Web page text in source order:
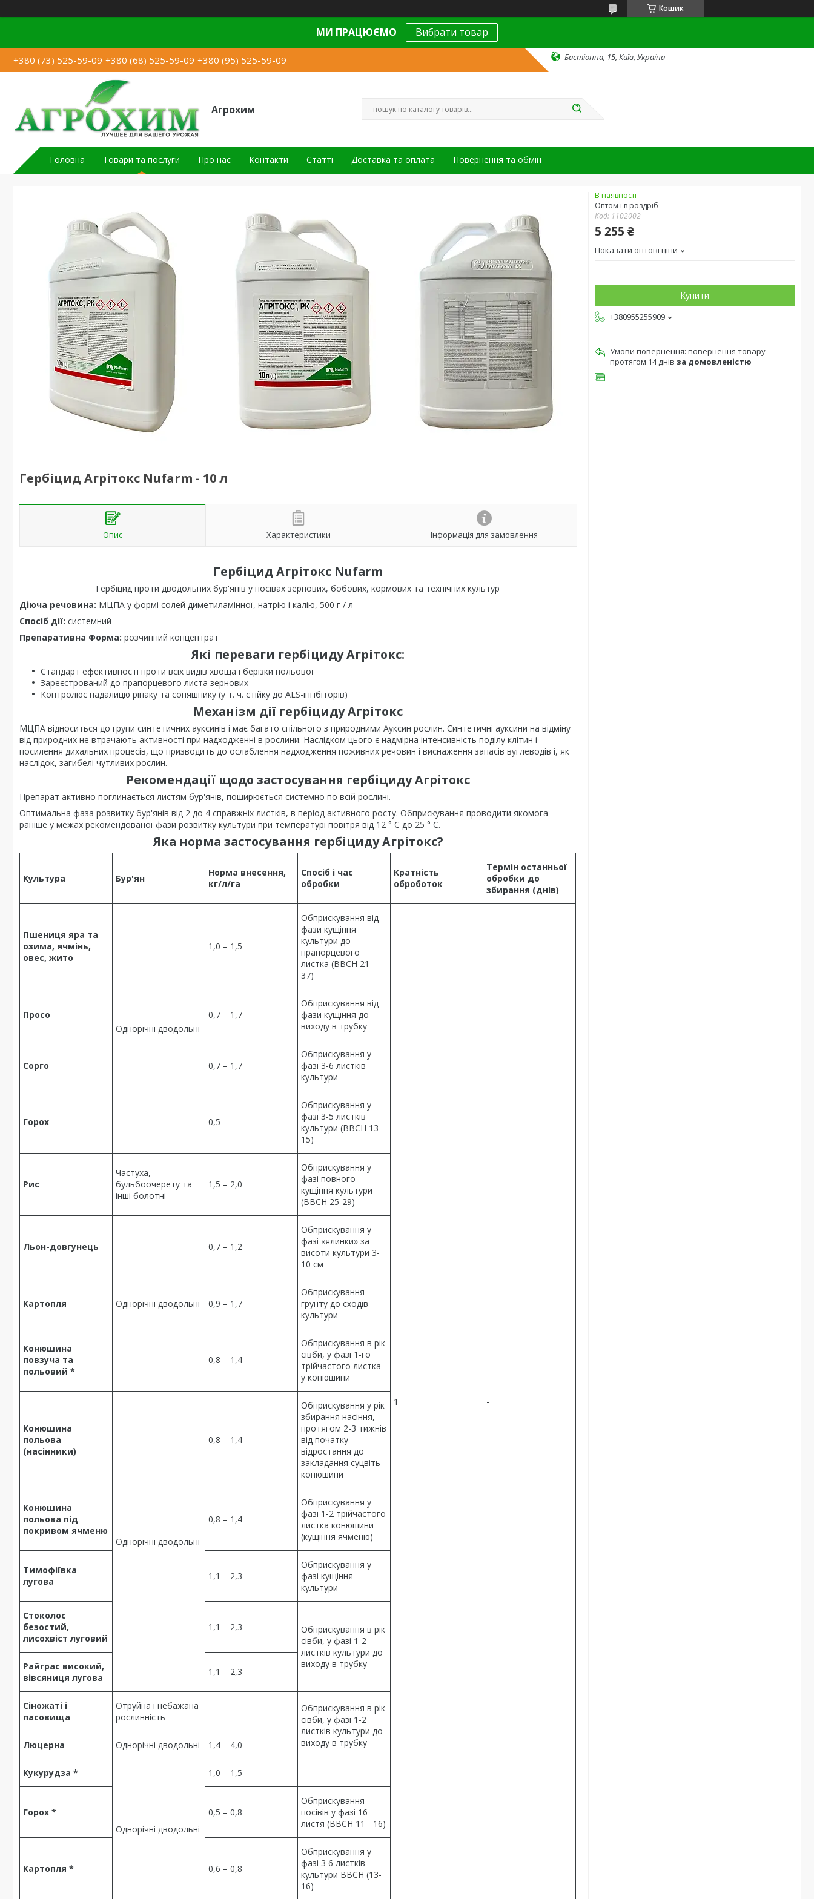
Кошик
МИ ПРАЦЮЄМО Вибрати товар
+380 (73) 525-59-09 +380 (68) 525-59-09 +380 (95) 525-59-09 Бастіонна, 15, Київ, Україна
Агрохим
Головна Товари та послуги Про нас Контакти Статті Доставка та оплата Повернення та обмін
Гербіцид Агрітокс Nufarm - 10 л
Опис Характеристики Інформація для замовлення
Гербіцид Агрітокс Nufarm
Гербіцид проти дводольних бур'янів у посівах зернових, бобових, кормових та технічних культур
Діюча речовина: МЦПА у формі солей диметиламінної, натрію і калію, 500 г / л
Спосіб дії: системний
Препаративна Форма: розчинний концентрат
Які переваги гербіциду Агрітокс:
Стандарт ефективності проти всіх видів хвоща і берізки польової
Зареєстрований до прапорцевого листа зернових
Контролює падалицю ріпаку та соняшнику (у т. ч. стійку до ALS-інгібіторів)
Механізм дії гербіциду Агрітокс
МЦПА відноситься до групи синтетичних ауксинів і має багато спільного з природними Ауксин рослин. Синтетичні ауксини на відміну
від природних не втрачають активності при надходженні в рослини. Наслідком цього є надмірна інтенсивність поділу клітин і
посилення дихальних процесів, що призводить до ослаблення надходження поживних речовин і виснаження запасів вуглеводів і, як
наслідок, загибелі чутливих рослин.
Рекомендації щодо застосування гербіциду Агрітокс
Препарат активно поглинається листям бур'янів, поширюється системно по всій рослині.
Оптимальна фаза розвитку бур'янів від 2 до 4 справжніх листків, в період активного росту. Обприскування проводити якомога
раніше у межах рекомендованої фази розвитку культури при температурі повітря від 12 ° С до 25 ° С.
Яка норма застосування гербіциду Агрітокс?
Культура Бур'ян
Норма внесення,
кг/л/га
Спосіб і час
обробки
Кратність
оброботок
Термін останньої
обробки до
збирання (днів)
Пшениця яра та
озима, ячмінь,
овес, жито
Однорічні дводольні
1,0 – 1,5
Обприскування від
фази кущіння
культури до
прапорцевого
листка (ВВСН 21 -
37)
1 -
Просо 0,7 – 1,7
Обприскування від
фази кущіння до
виходу в трубку
Сорго 0,7 – 1,7
Обприскування у
фазі 3-6 листків
культури
Горох 0,5
Обприскування у
фазі 3-5 листків
культури (ВВСН 13-
15)
Рис
Частуха,
бульбоочерету та
інші болотні
1,5 – 2,0
Обприскування у
фазі повного
кущіння культури
(ВВСН 25-29)
Льон-довгунець
Однорічні дводольні
0,7 – 1,2
Обприскування у
фазі «ялинки» за
висоти культури 3-
10 см
Картопля 0,9 – 1,7
Обприскування
грунту до сходів
культури
Конюшина
повзуча та
польовий *
0,8 – 1,4
Обприскування в рік
сівби, у фазі 1-го
трійчастого листка
у конюшини
Конюшина
польова
(насінники)
Однорічні дводольні
0,8 – 1,4
Обприскування у рік
збирання насіння,
протягом 2-3 тижнів
від початку
відростання до
закладання суцвіть
конюшини
Конюшина
польова під
покривом ячменю
0,8 – 1,4
Обприскування у
фазі 1-2 трійчастого
листка конюшини
(кущіння ячменю)
Тимофіївка
лугова
1,1 – 2,3
Обприскування у
фазі кущіння
культури
Стоколос
безостий,
лисохвіст луговий
1,1 – 2,3
Обприскування в рік
сівби, у фазі 1-2
листків культури до
виходу в трубку
Райграс високий,
вівсяниця лугова
1,1 – 2,3
Сіножаті і
пасовища
Отруйна і небажана
рослинність
Обприскування в рік
сівби, у фазі 1-2
листків культури до
виходу в трубку
Люцерна Однорічні дводольні 1,4 – 4,0
Кукурудза *
Однорічні дводольні
1,0 – 1,5
Горох * 0,5 – 0,8
Обприскування
посівів у фазі 16
листя (BBCH 11 - 16)
Картопля * 0,6 – 0,8
Обприскування у
фазі 3 6 листків
культури ВВСН (13-
16)
В наявності
Оптом і в роздріб
Код: 1102002
5 255 ₴
Показати оптові ціни
Купити
+380955255909
повернення товару
протягом 14 днів за домовленістю